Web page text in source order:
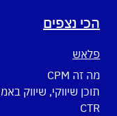
הכי נצפים
פלאש
מה זה CPM
תוכן שיווקי, שיווק
CTR